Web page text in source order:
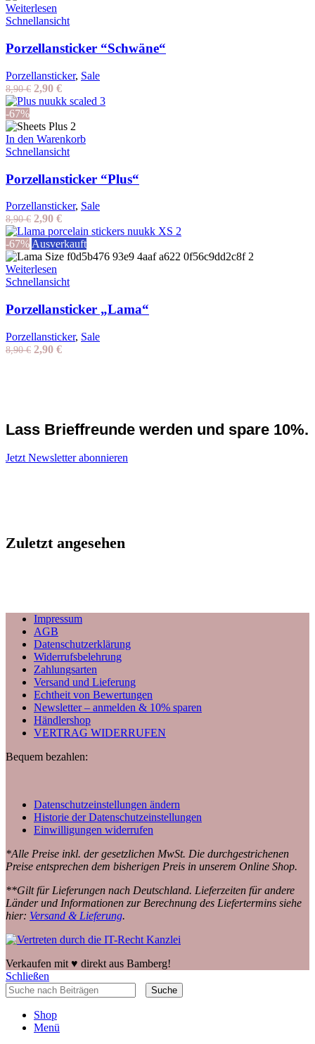
Weiterlesen
Schnellansicht
Porzellansticker “Schwäne“
Porzellansticker, Sale
8,90€ Ursprünglicher
Preis
8,90 €
2,90 €Aktueller
Preis
2,90 €.
-67%
In den Warenkorb
Schnellansicht
Porzellansticker “Plus“
Porzellansticker, Sale
8,90€ Ursprünglicher
Preis
war:
8,90 €
2,90 €Aktueller
Preis
ist:
2,90 €.
-67% Ausverkauft
Weiterlesen
Schnellansicht
Porzellansticker „Lama“
Porzellansticker, Sale
8,90€ Ursprünglicher
2,90 €Aktueller
Lass Brieffreunde werden und spare 10%.
Jetzt Newsletter abonnieren
Zuletzt angesehen
Impressum
AGB
Datenschutzerklärung
Widerrufsbelehrung
Zahlungsarten
Versand und Lieferung
Echtheit von Bewertungen
Newsletter – anmelden & 10% sparen
Händlershop
VERTRAG WIDERRUFEN
Bequem bezahlen:
Datenschutzeinstellungen ändern
Historie der Datenschutzeinstellungen
Einwilligungen widerrufen
*Alle Preise inkl. der gesetzlichen MwSt. Die durchgestrichenen
Preise entsprechen dem bisherigen Preis in unserem Online Shop.
**Gilt für Lieferungen nach Deutschland. Lieferzeiten für andere
Länder und Informationen zur Berechnung des Liefertermins siehe
hier: Versand & Lieferung.
Verkaufen mit ♥️ direkt aus Bamberg!
Schließen
Suche
Shop
Menü